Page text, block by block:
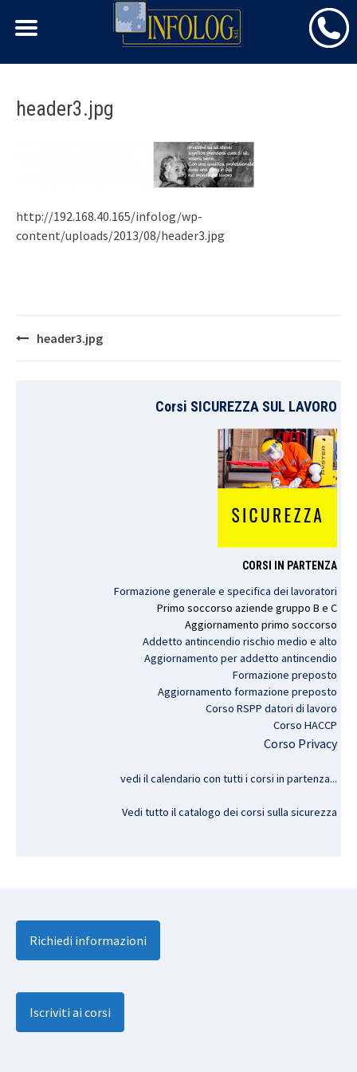
Skipheader3.jpg
http://192.168.40.165/infolog/wp-
content/uploads/2013/08/header3.jpg
Post
navigation
header3.jpg
Corsi SICUREZZA SUL LAVORO
CORSI IN PARTENZA
Formazione generale e specifica dei lavoratori
Primo soccorso aziende gruppo B e C
Aggiornamento primo soccorso
Addetto antincendio rischio medio e alto
Aggiornamento per addetto antincendio
Formazione preposto
Aggiornamento formazione preposto
Corso RSPP datori di lavoro
Corso HACCP
Corso Privacy
vedi il calendario con tutti i corsi in partenza...
Vedi tutto il catalogo dei corsi sulla sicurezza
Richiedi informazioni
Iscriviti ai corsi